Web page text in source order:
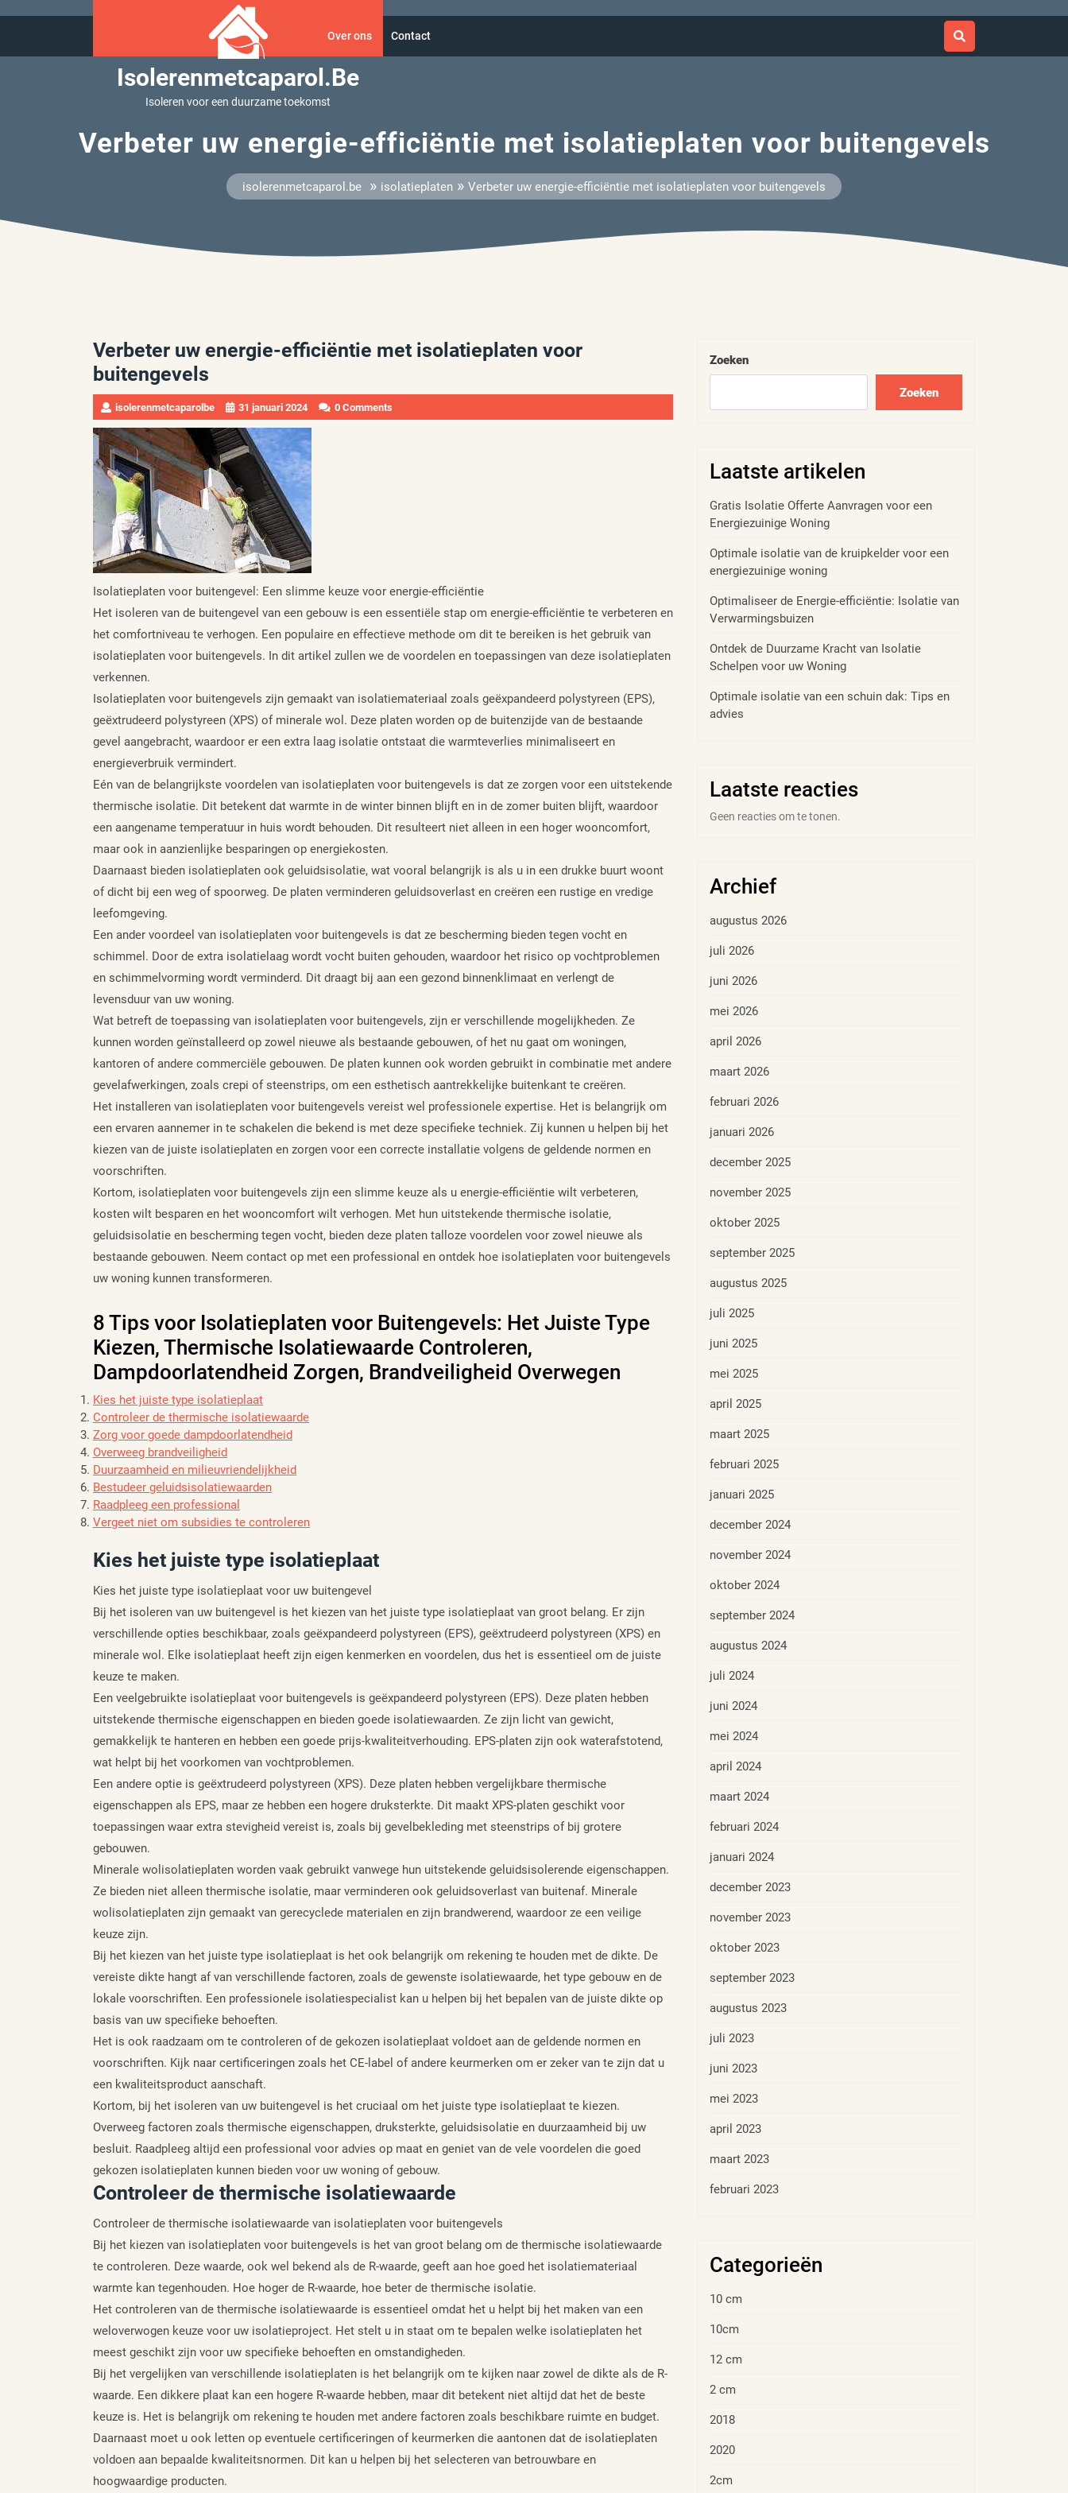
Isolerenmetcaparol.be
Isoleren voor een duurzame toekomst
Over ons Contact
Verbeter uw energie-efficiëntie met isolatieplaten voor buitengevels
isolerenmetcaparol.be » isolatieplaten » Verbeter uw energie-efficiëntie met isolatieplaten voor buitengevels
Verbeter uw energie-efficiëntie met isolatieplaten voor
buitengevels
isolerenmetcaparolbe 31 januari 2024 0 Comments
Isolatieplaten voor buitengevel: Een slimme keuze voor energie-efficiëntie
Het isoleren van de buitengevel van een gebouw is een essentiële stap om energie-efficiëntie te verbeteren en
het comfortniveau te verhogen. Een populaire en effectieve methode om dit te bereiken is het gebruik van
isolatieplaten voor buitengevels. In dit artikel zullen we de voordelen en toepassingen van deze isolatieplaten
verkennen.
Isolatieplaten voor buitengevels zijn gemaakt van isolatiemateriaal zoals geëxpandeerd polystyreen (EPS),
geëxtrudeerd polystyreen (XPS) of minerale wol. Deze platen worden op de buitenzijde van de bestaande
gevel aangebracht, waardoor er een extra laag isolatie ontstaat die warmteverlies minimaliseert en
energieverbruik vermindert.
Eén van de belangrijkste voordelen van isolatieplaten voor buitengevels is dat ze zorgen voor een uitstekende
thermische isolatie. Dit betekent dat warmte in de winter binnen blijft en in de zomer buiten blijft, waardoor
een aangename temperatuur in huis wordt behouden. Dit resulteert niet alleen in een hoger wooncomfort,
maar ook in aanzienlijke besparingen op energiekosten.
Daarnaast bieden isolatieplaten ook geluidsisolatie, wat vooral belangrijk is als u in een drukke buurt woont
of dicht bij een weg of spoorweg. De platen verminderen geluidsoverlast en creëren een rustige en vredige
leefomgeving.
Een ander voordeel van isolatieplaten voor buitengevels is dat ze bescherming bieden tegen vocht en
schimmel. Door de extra isolatielaag wordt vocht buiten gehouden, waardoor het risico op vochtproblemen
en schimmelvorming wordt verminderd. Dit draagt bij aan een gezond binnenklimaat en verlengt de
levensduur van uw woning.
Wat betreft de toepassing van isolatieplaten voor buitengevels, zijn er verschillende mogelijkheden. Ze
kunnen worden geïnstalleerd op zowel nieuwe als bestaande gebouwen, of het nu gaat om woningen,
kantoren of andere commerciële gebouwen. De platen kunnen ook worden gebruikt in combinatie met andere
gevelafwerkingen, zoals crepi of steenstrips, om een esthetisch aantrekkelijke buitenkant te creëren.
Het installeren van isolatieplaten voor buitengevels vereist wel professionele expertise. Het is belangrijk om
een ervaren aannemer in te schakelen die bekend is met deze specifieke techniek. Zij kunnen u helpen bij het
kiezen van de juiste isolatieplaten en zorgen voor een correcte installatie volgens de geldende normen en
voorschriften.
Kortom, isolatieplaten voor buitengevels zijn een slimme keuze als u energie-efficiëntie wilt verbeteren,
kosten wilt besparen en het wooncomfort wilt verhogen. Met hun uitstekende thermische isolatie,
geluidsisolatie en bescherming tegen vocht, bieden deze platen talloze voordelen voor zowel nieuwe als
bestaande gebouwen. Neem contact op met een professional en ontdek hoe isolatieplaten voor buitengevels
uw woning kunnen transformeren.
8 Tips voor Isolatieplaten voor Buitengevels: Het Juiste Type
Kiezen, Thermische Isolatiewaarde Controleren,
Dampdoorlatendheid Zorgen, Brandveiligheid Overwegen
Kies het juiste type isolatieplaat
Controleer de thermische isolatiewaarde
Zorg voor goede dampdoorlatendheid
Overweeg brandveiligheid
Duurzaamheid en milieuvriendelijkheid
Bestudeer geluidsisolatiewaarden
Raadpleeg een professional
Vergeet niet om subsidies te controleren
Kies het juiste type isolatieplaat
Kies het juiste type isolatieplaat voor uw buitengevel
Bij het isoleren van uw buitengevel is het kiezen van het juiste type isolatieplaat van groot belang. Er zijn
verschillende opties beschikbaar, zoals geëxpandeerd polystyreen (EPS), geëxtrudeerd polystyreen (XPS) en
minerale wol. Elke isolatieplaat heeft zijn eigen kenmerken en voordelen, dus het is essentieel om de juiste
keuze te maken.
Een veelgebruikte isolatieplaat voor buitengevels is geëxpandeerd polystyreen (EPS). Deze platen hebben
uitstekende thermische eigenschappen en bieden goede isolatiewaarden. Ze zijn licht van gewicht,
gemakkelijk te hanteren en hebben een goede prijs-kwaliteitverhouding. EPS-platen zijn ook waterafstotend,
wat helpt bij het voorkomen van vochtproblemen.
Een andere optie is geëxtrudeerd polystyreen (XPS). Deze platen hebben vergelijkbare thermische
eigenschappen als EPS, maar ze hebben een hogere druksterkte. Dit maakt XPS-platen geschikt voor
toepassingen waar extra stevigheid vereist is, zoals bij gevelbekleding met steenstrips of bij grotere
gebouwen.
Minerale wolisolatieplaten worden vaak gebruikt vanwege hun uitstekende geluidsisolerende eigenschappen.
Ze bieden niet alleen thermische isolatie, maar verminderen ook geluidsoverlast van buitenaf. Minerale
wolisolatieplaten zijn gemaakt van gerecyclede materialen en zijn brandwerend, waardoor ze een veilige
keuze zijn.
Bij het kiezen van het juiste type isolatieplaat is het ook belangrijk om rekening te houden met de dikte. De
vereiste dikte hangt af van verschillende factoren, zoals de gewenste isolatiewaarde, het type gebouw en de
lokale voorschriften. Een professionele isolatiespecialist kan u helpen bij het bepalen van de juiste dikte op
basis van uw specifieke behoeften.
Het is ook raadzaam om te controleren of de gekozen isolatieplaat voldoet aan de geldende normen en
voorschriften. Kijk naar certificeringen zoals het CE-label of andere keurmerken om er zeker van te zijn dat u
een kwaliteitsproduct aanschaft.
Kortom, bij het isoleren van uw buitengevel is het cruciaal om het juiste type isolatieplaat te kiezen.
Overweeg factoren zoals thermische eigenschappen, druksterkte, geluidsisolatie en duurzaamheid bij uw
besluit. Raadpleeg altijd een professional voor advies op maat en geniet van de vele voordelen die goed
gekozen isolatieplaten kunnen bieden voor uw woning of gebouw.
Controleer de thermische isolatiewaarde
Controleer de thermische isolatiewaarde van isolatieplaten voor buitengevels
Bij het kiezen van isolatieplaten voor buitengevels is het van groot belang om de thermische isolatiewaarde
te controleren. Deze waarde, ook wel bekend als de R-waarde, geeft aan hoe goed het isolatiemateriaal
warmte kan tegenhouden. Hoe hoger de R-waarde, hoe beter de thermische isolatie.
Het controleren van de thermische isolatiewaarde is essentieel omdat het u helpt bij het maken van een
weloverwogen keuze voor uw isolatieproject. Het stelt u in staat om te bepalen welke isolatieplaten het
meest geschikt zijn voor uw specifieke behoeften en omstandigheden.
Bij het vergelijken van verschillende isolatieplaten is het belangrijk om te kijken naar zowel de dikte als de R-
waarde. Een dikkere plaat kan een hogere R-waarde hebben, maar dit betekent niet altijd dat het de beste
keuze is. Het is belangrijk om rekening te houden met andere factoren zoals beschikbare ruimte en budget.
Daarnaast moet u ook letten op eventuele certificeringen of keurmerken die aantonen dat de isolatieplaten
voldoen aan bepaalde kwaliteitsnormen. Dit kan u helpen bij het selecteren van betrouwbare en
hoogwaardige producten.
Zoeken
Zoeken
Laatste artikelen
Gratis Isolatie Offerte Aanvragen voor een
Energiezuinige Woning
Optimale isolatie van de kruipkelder voor een
energiezuinige woning
Optimaliseer de Energie-efficiëntie: Isolatie van
Verwarmingsbuizen
Ontdek de Duurzame Kracht van Isolatie
Schelpen voor uw Woning
Optimale isolatie van een schuin dak: Tips en
advies
Laatste reacties
Geen reacties om te tonen.
Archief
augustus 2026
juli 2026
juni 2026
mei 2026
april 2026
maart 2026
februari 2026
januari 2026
december 2025
november 2025
oktober 2025
september 2025
augustus 2025
juli 2025
juni 2025
mei 2025
april 2025
maart 2025
februari 2025
januari 2025
december 2024
november 2024
oktober 2024
september 2024
augustus 2024
juli 2024
juni 2024
mei 2024
april 2024
maart 2024
februari 2024
januari 2024
december 2023
november 2023
oktober 2023
september 2023
augustus 2023
juli 2023
juni 2023
mei 2023
april 2023
maart 2023
februari 2023
Categorieën
10 cm
10cm
12 cm
2 cm
2018
2020
2cm